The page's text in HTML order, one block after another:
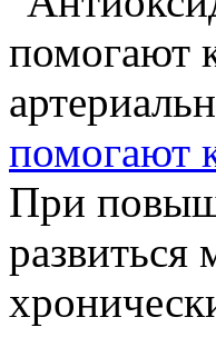
помогают
При
развиться